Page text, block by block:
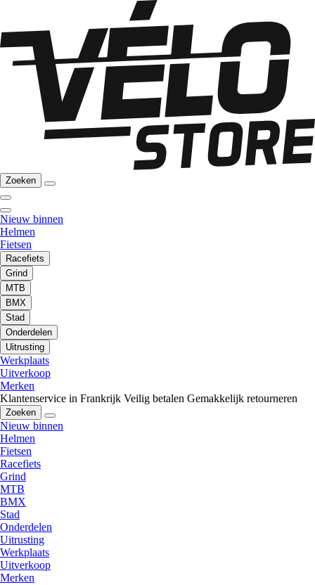
Zoeken
Nieuw binnen
Helmen
Fietsen
Racefiets
Grind
MTB
BMX
Stad
Onderdelen
Uitrusting
Werkplaats
Uitverkoop
Merken
Klantenservice in Frankrijk Veilig betalen Gemakkelijk retourneren
Zoeken
Nieuw binnen
Helmen
Fietsen
Racefiets
Grind
MTB
BMX
Stad
Onderdelen
Uitrusting
Werkplaats
Uitverkoop
Merken